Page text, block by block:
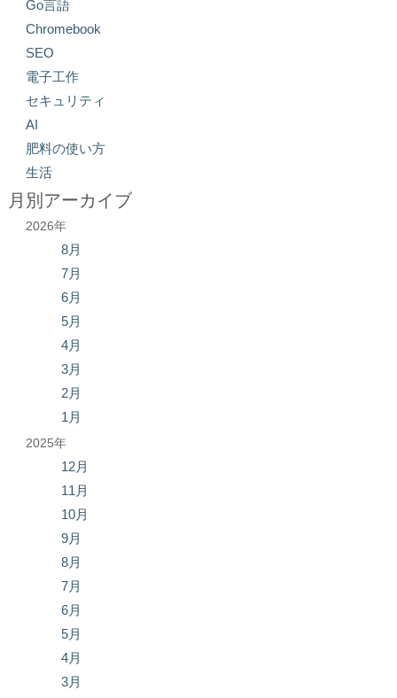
Go言語
Chromebook
SEO
電子工作
セキュリティ
AI
肥料の使い方
生活
月別アーカイブ
2026年
8月
7月
6月
5月
4月
3月
2月
1月
2025年
12月
11月
10月
9月
8月
7月
6月
5月
4月
3月